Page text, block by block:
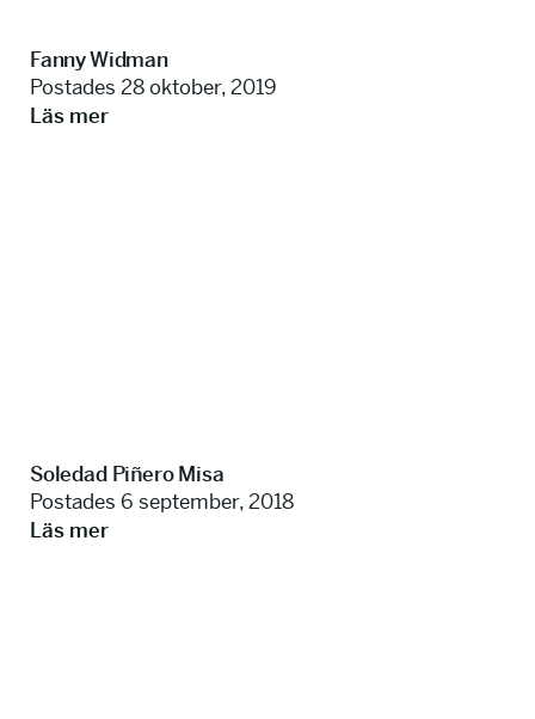
Fanny Widman
Postades 28 oktober, 2019
Läs mer
Soledad Piñero Misa
Postades 6 september, 2018
Läs mer